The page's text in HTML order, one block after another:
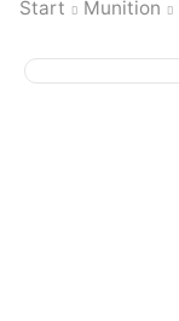
Start Munition